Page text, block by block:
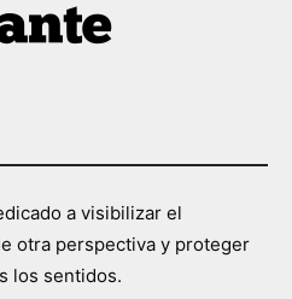
a visibilizar el
otra perspectiva y proteger
los sentidos.